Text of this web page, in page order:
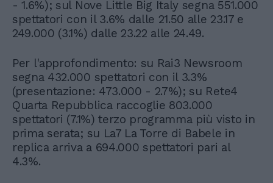
- 1.6%); sul Nove Little Big Italy segna 551.000
spettatori con il 3.6% dalle 21.50 alle 23.17 e
249.000 (3.1%) dalle 23.22 alle 24.49.
Per l'approfondimento: su Rai3 Newsroom
segna 432.000 spettatori con il 3.3%
(presentazione: 473.000 - 2.7%); su Rete4
Quarta Repubblica raccoglie 803.000
spettatori (7.1%) terzo programma più visto in
prima serata; su La7 La Torre di Babele in
replica arriva a 694.000 spettatori pari al
4.3%.